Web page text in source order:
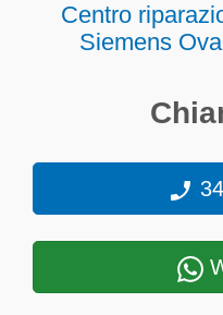
Centro
Siemens